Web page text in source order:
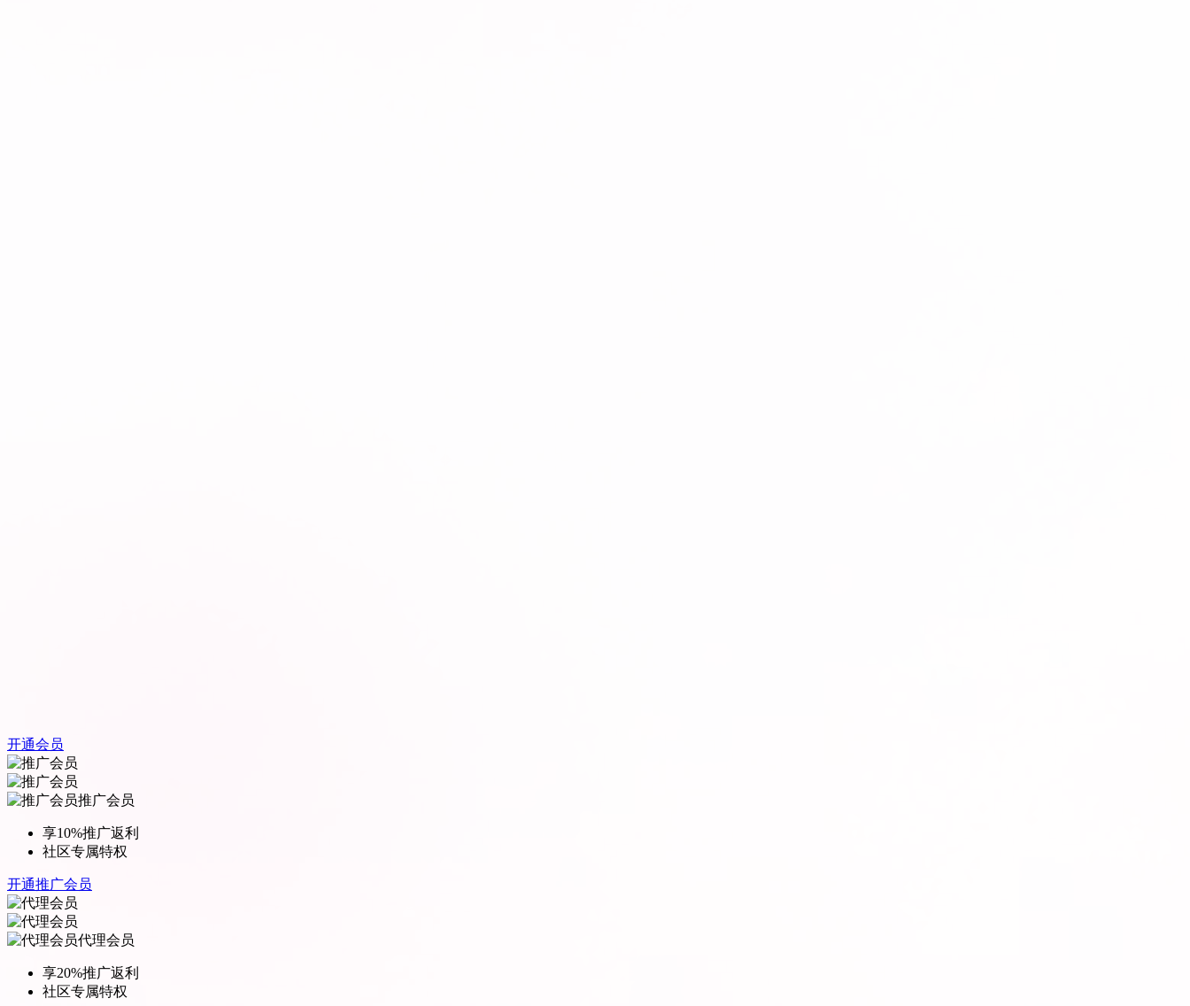
开通会员
推广会员
享10%推广返利
社区专属特权
开通推广会员
代理会员
享20%推广返利
社区专属特权